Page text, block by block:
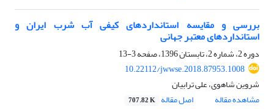
بررسی و مقایسه استانداردهای کیفی آب شرب ایران و
استانداردهای معتبر جهانی
دوره 2، شماره 2، تابستان 1396، صفحه
3-13
10.22112/jwwse.2018.87953.1008
شروین شاهوی، علی ترابیان
مشاهده مقاله
اصل مقاله 707.82 K